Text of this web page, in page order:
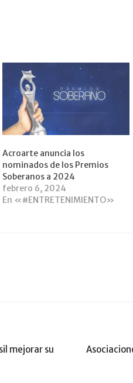
Acroarte anuncia los
nominados de los Premios
Soberanos a 2024
febrero 6, 2024
En «#ENTRETENIMIENTO»
mejorar su